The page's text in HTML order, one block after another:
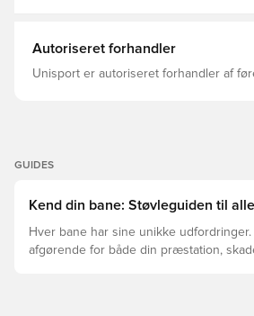
Autoriseret forhandler
Unisport er autoriseret forhandler af
GUIDES
Kend din bane: Støvleguiden til
Hver bane har sine unikke
afgørende for både din præstation,